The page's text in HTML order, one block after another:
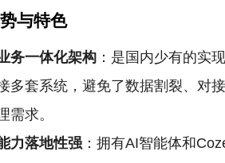
与特色
务一体化架构 ：是国内少有的实
多套系统，避免了数据割裂、对
需求。
力落地性强 ：拥有AI智能体和